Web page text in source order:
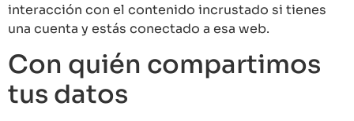
interacción con el contenido incrustado si tienes
una cuenta y estás conectado a esa web.
Con quién compartimos
tus datos